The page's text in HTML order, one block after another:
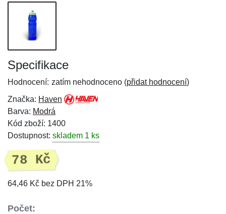
Specifikace
Hodnocení: zatím nehodnoceno (přidat hodnocení)
Značka: Haven
Barva: Modrá
Kód zboží: 1400
Dostupnost: skladem 1 ks
78 Kč
64,46 Kč bez DPH 21%
Počet: